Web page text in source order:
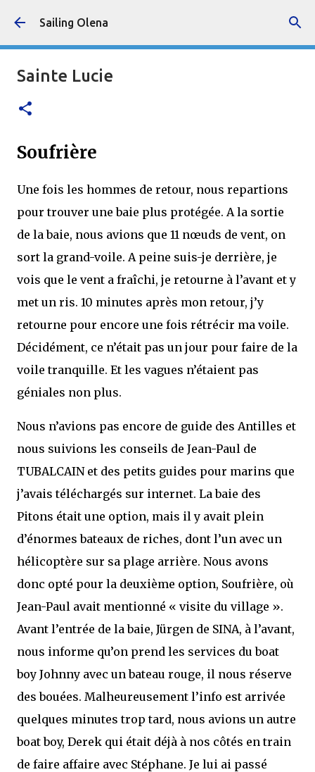
Accéder au contenu principal
Sailing Olena
Sainte Lucie
Soufrière
Une fois les hommes de retour, nous repartions
pour trouver une baie plus protégée. A la sortie
de la baie, nous avions que 11 nœuds de vent, on
sort la grand-voile. A peine suis-je derrière, je
vois que le vent a fraîchi, je retourne à l’avant et y
met un ris. 10 minutes après mon retour, j’y
retourne pour encore une fois rétrécir ma voile.
Décidément, ce n’était pas un jour pour faire de la
voile tranquille. Et les vagues n’étaient pas
géniales non plus.
Nous n’avions pas encore de guide des Antilles et
nous suivions les conseils de Jean-Paul de
TUBALCAIN et des petits guides pour marins que
j’avais téléchargés sur internet. La baie des
Pitons était une option, mais il y avait plein
d’énormes bateaux de riches, dont l’un avec un
hélicoptère sur sa plage arrière. Nous avons
donc opté pour la deuxième option, Soufrière, où
Jean-Paul avait mentionné « visite du village ».
Avant l’entrée de la baie, Jürgen de SINA, à l’avant,
nous informe qu’on prend les services du boat
boy Johnny avec un bateau rouge, il nous réserve
des bouées. Malheureusement l’info est arrivée
quelques minutes trop tard, nous avions un autre
boat boy, Derek qui était déjà à nos côtés en train
de faire affaire avec Stéphane. Je lui ai passé